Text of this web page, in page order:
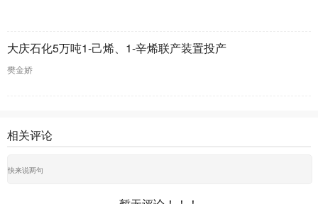
大庆石化5万吨1-己烯、1-辛烯联产装置投产
樊金娇
相关评论